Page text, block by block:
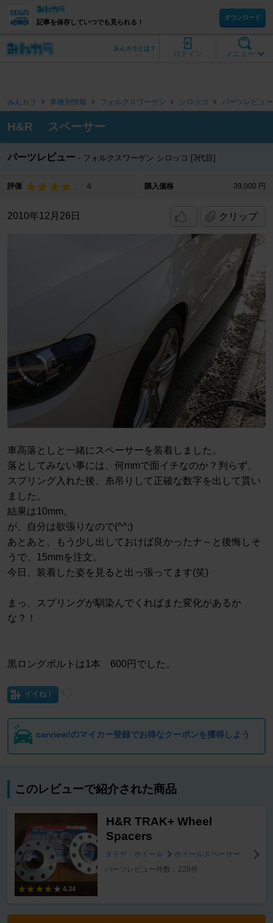
記事を保存していつでも見られる！
ダウンロード
メニュー
ログイン
みんカラとは？
みんカラ 車種別情報 フォルクスワーゲン シロッコ パーツレビュー
H&R スペーサー
パーツレビュー フォルクスワーゲン シロッコ [3代目]
評価 4 購入価格 39,000 円
2010年12月26日 クリップ
車高落としと一緒にスペーサーを装着しました。
落としてみない事には、何mmで面イチなのか？判らず、
スプリング入れた後、糸吊りして正確な数字を出して貰い
ました。
結果は10mm。
が、自分は欲張りなので(^^;)
あとあと、もう少し出しておけば良かったナ～と後悔しそ
うで、15mmを注文。
今日、装着した姿を見ると出っ張ってます(笑)
まっ、スプリングが馴染んでくればまた変化があるか
な？！
黒ロングボルトは1本 600円でした。
イイね！
carview!のマイカー登録でお得なクーポンを獲得しよう
このレビューで紹介された商品
4.34
H&R TRAK+ Wheel
Spacers
タイヤ・ホイール
ホイールスペーサー
パーツレビュー件数：228件